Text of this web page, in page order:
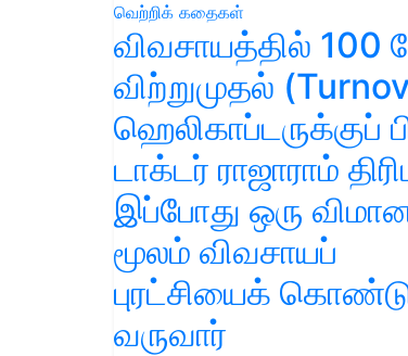
வெற்றிக் கதைகள்
விவசாயத்தில் 100
விற்றுமுதல்
ஹெலிகாப்டருக்குப்
டாக்டர் ராஜாராம்
இப்போது ஒரு
மூலம் விவசாயப்
புரட்சியைக்
வருவார்